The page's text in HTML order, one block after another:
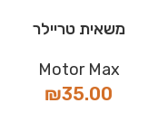
משאית טריילר
Motor Max
₪35.00